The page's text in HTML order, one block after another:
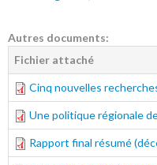
Autres documents:
Fichier attaché
Cinq nouvelles
Une politique régionale
Rapport final résumé